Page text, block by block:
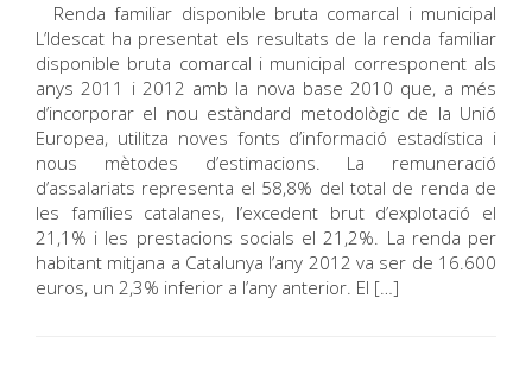
Renda familiar disponible bruta comarcal i municipal
L’Idescat ha presentat els resultats de la renda familiar
disponible bruta comarcal i municipal corresponent als
anys 2011 i 2012 amb la nova base 2010 que, a més
d’incorporar el nou estàndard metodològic de la Unió
Europea, utilitza noves fonts d’informació estadística i
nous mètodes d’estimacions. La remuneració
d’assalariats representa el 58,8% del total de renda de
les famílies catalanes, l’excedent brut d’explotació el
21,1% i les prestacions socials el 21,2%. La renda per
habitant mitjana a Catalunya l’any 2012 va ser de 16.600
euros, un 2,3% inferior a l’any anterior. El […]